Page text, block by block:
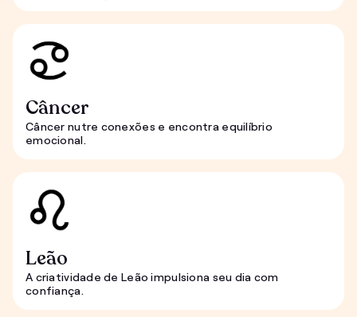
Câncer
Câncer nutre conexões e encontra equilíbrio
emocional.
Leão
A criatividade de Leão impulsiona seu dia com
confiança.